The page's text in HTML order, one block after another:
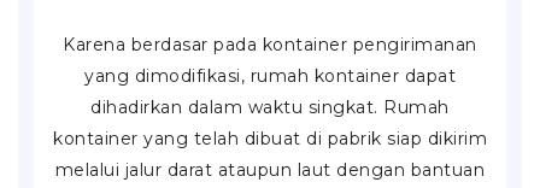
Karena berdasar pada kontainer pengirimanan
yang dimodifikasi, rumah kontainer dapat
dihadirkan dalam waktu singkat. Rumah
kontainer yang telah dibuat di pabrik siap dikirim
melalui jalur darat ataupun laut dengan bantuan